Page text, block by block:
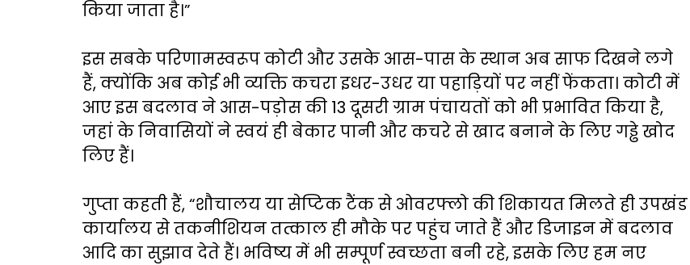
किया जाता है।”
इस सबके परिणामस्वरूप कोटी और उसके आस-पास के स्थान अब साफ दिखने लगे
हैं, क्योंकि अब कोई भी व्यक्ति कचरा इधर-उधर या पहाड़ियों पर नहीं फेंकता। कोटी में
आए इस बदलाव ने आस-पड़ोस की 13 दूसरी ग्राम पंचायतों को भी प्रभावित किया है,
जहां के निवासियों ने स्वयं ही बेकार पानी और कचरे से खाद बनाने के लिए गड्ढे खोद
लिए हैं।
गुप्ता कहती हैं, “शौचालय या सेप्टिक टैंक से ओवरफ्लो की शिकायत मिलते ही उपखंड
कार्यालय से तकनीशियन तत्काल ही मौके पर पहुंच जाते हैं और डिजाइन में बदलाव
आदि का सुझाव देते हैं। भविष्य में भी सम्पूर्ण स्वच्छता बनी रहे, इसके लिए हम नए